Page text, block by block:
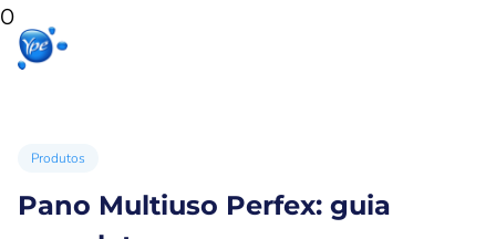
0
Produtos
Pano Multiuso Perfex: guia